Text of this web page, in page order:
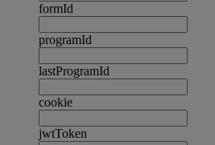
formId
programId
lastProgramId
cookie
jwtToken